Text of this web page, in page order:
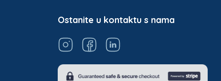
Ostanite u kontaktu s nama